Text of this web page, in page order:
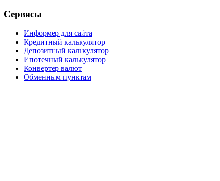
Сервисы
Информер для сайта
Кредитный калькулятор
Депозитный калькулятор
Ипотечный калькулятор
Конвертер валют
Обменным пунктам